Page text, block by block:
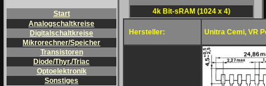
Start
Analogschaltkreise
Digitalschaltkreise
Mikrorechner/Speicher
Transistoren
Diode/Thyr./Triac
Optoelektronik
Sonstiges
4k Bit-sRAM (1024 x 4)
Hersteller: Unitra Cemi, VR